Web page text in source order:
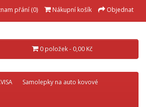
přání (0) Nákupní košík Objednat
0 položek - 0,00 Kč
Samolepky na auto kovové